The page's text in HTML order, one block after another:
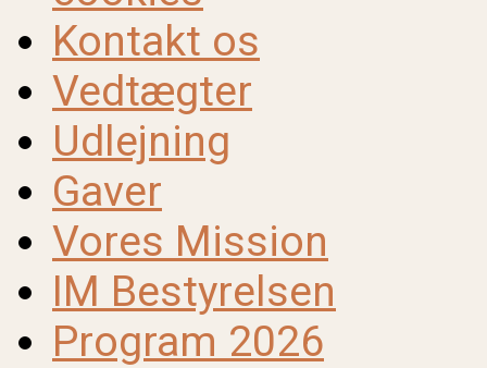
Kontakt os
Vedtægter
Udlejning
Gaver
Vores Mission
IM Bestyrelsen
Program 2026